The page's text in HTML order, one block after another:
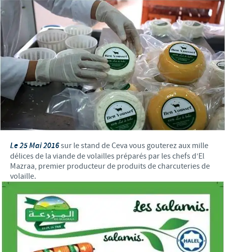
Le 25 Mai 2016sur le stand de Ceva vous gouterez aux mille
délices de la viande de volailles préparés par les chefs d’El
Mazraa, premier producteur de produits de charcuteries de
volaille.